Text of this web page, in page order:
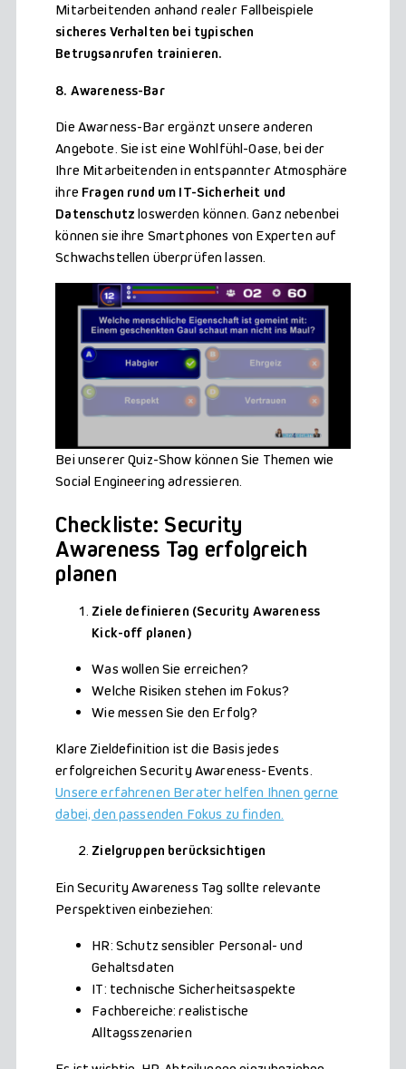
Mitarbeitenden anhand realer Fallbeispiele
sicheres Verhalten bei typischen
Betrugsanrufen trainieren.
8. Awareness-Bar
Die Awarness-Bar ergänzt unsere anderen
Angebote. Sie ist eine Wohlfühl-Oase, bei der
Ihre Mitarbeitenden in entspannter Atmosphäre
ihre Fragen rund um IT-Sicherheit und
Datenschutz loswerden können. Ganz nebenbei
können sie ihre Smartphones von Experten auf
Schwachstellen überprüfen lassen.
Bei unserer Quiz-Show können Sie Themen wie
Social Engineering adressieren.
Checkliste: Security
Awareness Tag erfolgreich
planen
Ziele definieren (Security Awareness
Kick-off planen)
Was wollen Sie erreichen?
Welche Risiken stehen im Fokus?
Wie messen Sie den Erfolg?
Klare Zieldefinition ist die Basis jedes
erfolgreichen Security Awareness-Events.
Unsere erfahrenen Berater helfen Ihnen gerne
dabei, den passenden Fokus zu finden.
Zielgruppen berücksichtigen
Ein Security Awareness Tag sollte relevante
Perspektiven einbeziehen:
HR: Schutz sensibler Personal- und
Gehaltsdaten
IT: technische Sicherheitsaspekte
Fachbereiche: realistische
Alltagsszenarien